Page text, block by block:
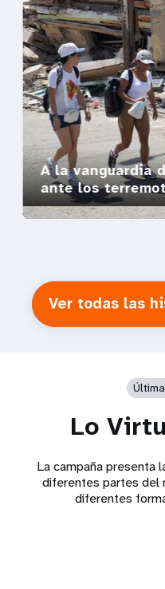
A la vanguardia
ante los
Ver todas las
Lo
La campaña presenta
diferentes partes del
diferentes